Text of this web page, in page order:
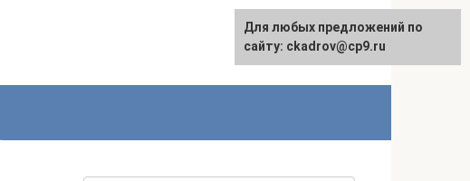
Для любых предложений по
сайту: ckadrov@cp9.ru